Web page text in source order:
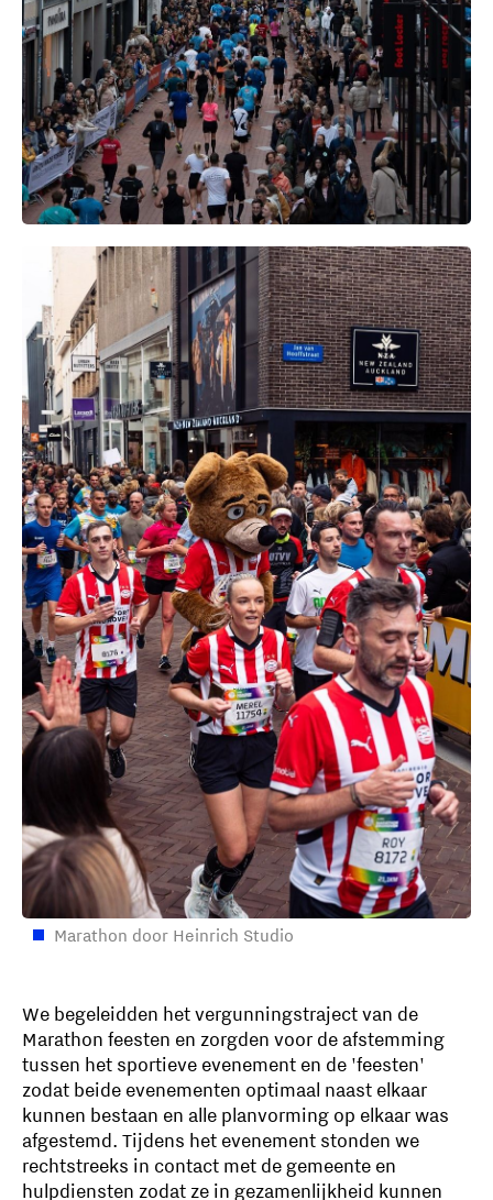
Marathon door Heinrich Studio
We begeleidden het vergunningstraject van de
Marathon feesten en zorgden voor de afstemming
tussen het sportieve evenement en de 'feesten'
zodat beide evenementen optimaal naast elkaar
kunnen bestaan en alle planvorming op elkaar was
afgestemd. Tijdens het evenement stonden we
rechtstreeks in contact met de gemeente en
hulpdiensten zodat ze in gezamenlijkheid kunnen